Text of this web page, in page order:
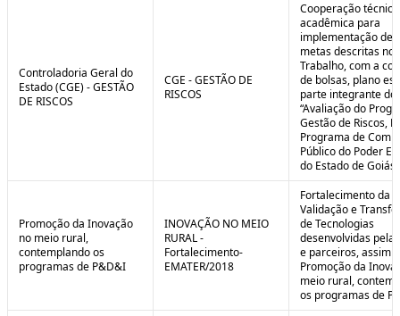
Controladoria Geral do
Estado (CGE) - GESTÃO
DE RISCOS
CGE - GESTÃO DE
RISCOS
Cooperação
acadêmica para
implementação de
metas descritas no
Trabalho, com a
de bolsas, plano
parte integrante do
“Avaliação do
Gestão de Riscos,
Programa de
Público do Poder
do Estado de
Promoção da Inovação
no meio rural,
contemplando os
programas de P&D&I
INOVAÇÃO NO MEIO
RURAL -
Fortalecimento-
EMATER/2018
Fortalecimento da
Validação e
de Tecnologias
desenvolvidas pela
e parceiros, assim
Promoção da
meio rural,
os programas de